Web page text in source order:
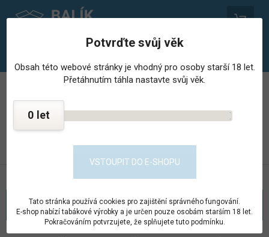
PROVOZOVNA STŘEDISKA HOSPODÁŘSKÉ ČINNNOSTI
KONTAKT
KATEGORIE
Potvrďte svůj věk
Obsah této webové stránky je vhodný pro osoby starší 18 let.
Přetáhnutím táhla nastavte svůj věk.
0
VSTOUPIT DO E-SHOPU
Tato stránka používá cookies pro zajištění správného fungování.
E-shop nabízí tabákové výrobky a je určen pouze osobám starším 18 let.
Pokračováním potvrzujete, že splňujete tuto podmínku.